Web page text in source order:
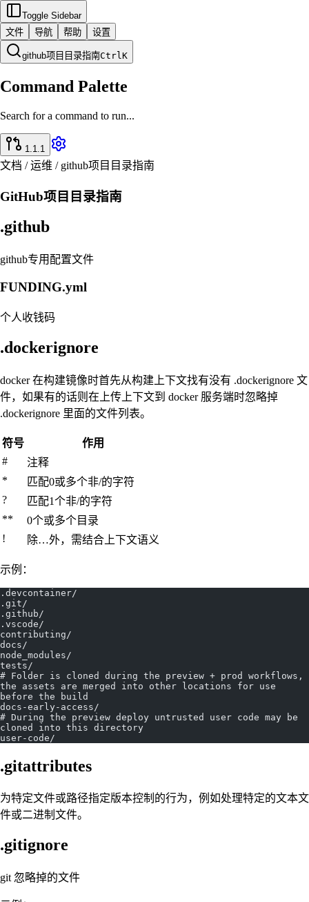
Toggle Sidebar
文件
导航 帮助 设置
github项目目录指南CtrlK
Command Palette
Search for a command to run...
1.1.1
文档 / 运维 / github项目目录指南
GitHub项目目录指南
.github
github专用配置文件
FUNDING.yml
个人收钱码
.dockerignore
docker 在构建镜像时首先从构建上下文找有没有 .dockerignore 文
件，如果有的话则在上传上下文到 docker 服务端时忽略掉
.dockerignore 里面的文件列表。
符号
作用
#
注释
*
匹配0或多个非/的字符
?
匹配1个非/的字符
**
0个或多个目录
!
除…外，需结合上下文语义
示例：
.devcontainer/
.git/
.github/
.vscode/
contributing/
docs/
node_modules/
tests/
# Folder is cloned during the preview + prod workflows,
the assets are merged into other locations for use
before the build
docs-early-access/
# During the preview deploy untrusted user code may be
cloned into this directory
user-code/
.gitattributes
为特定文件或路径指定版本控制的行为，例如处理特定的文本文
件或二进制文件。
.gitignore
git 忽略掉的文件